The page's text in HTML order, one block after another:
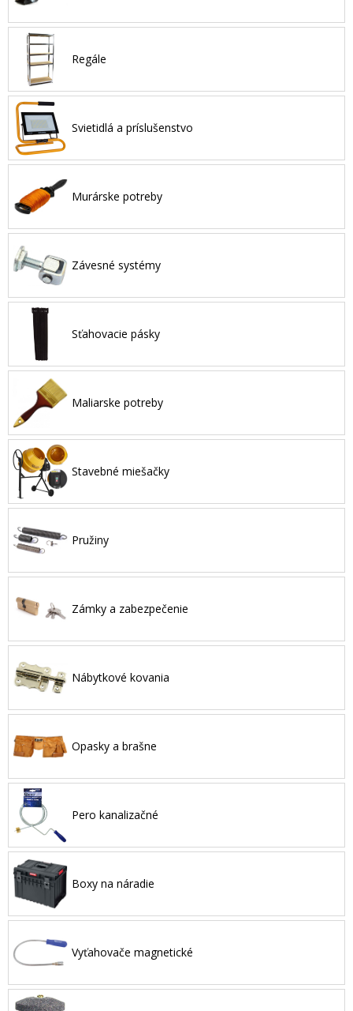
Regále
Svietidlá a príslušenstvo
Murárske potreby
Závesné systémy
Sťahovacie pásky
Maliarske potreby
Stavebné miešačky
Pružiny
Zámky a zabezpečenie
Nábytkové kovania
Opasky a brašne
Pero kanalizačné
Boxy na náradie
Vyťahovače magnetické